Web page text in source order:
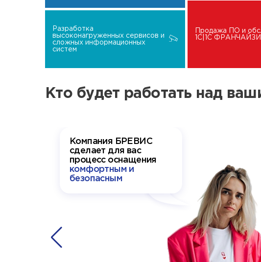
Разработка
высоконагруженных сервисов и
сложных информационных
систем
Продажа ПО и
1C|1C
Кто будет работать над
Компания БРЕВИС
сделает для вас
процесс оснащения
комфортным и
безопасным